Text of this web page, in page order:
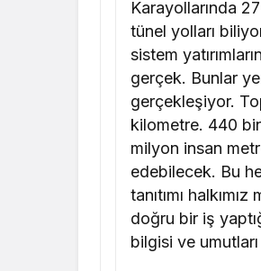
Karayollarında
tünel yolları
sistem
gerçek. Bunlar
gerçekleşiyor.
kilometre. 440
milyon insan
edebilecek. Bu
tanıtımı
doğru bir iş
bilgisi ve umutları